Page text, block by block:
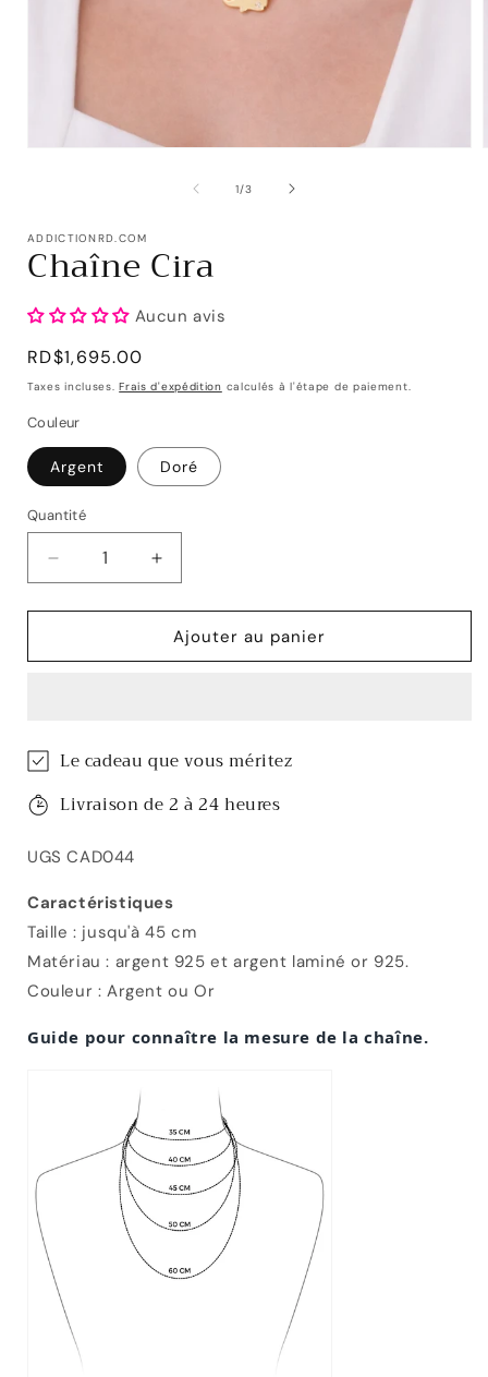
1/de
3
ADDICTIONRD.COM
Chaîne Cira
Aucun avis
Prix
habituel
RD$1,695.00
Taxes incluses.Frais d'expédition calculés à l'étape de paiement.
Couleur
Argent Doré
Quantité
Réduire
la
quantité
Chaîne
Augmenter
la
quantité
de
Chaîne
Ajouter au panier
Le cadeau que vous méritez
Livraison de 2 à 24 heures
UGS CAD044
Caractéristiques
Taille : jusqu'à 45 cm
Matériau : argent 925 et argent laminé or 925.
Couleur : Argent ou Or
Guide pour connaître la mesure de la chaîne.